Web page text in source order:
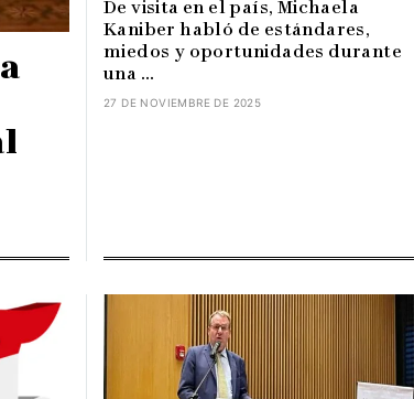
De visita en el país, Michaela
Kaniber habló de estándares,
miedos y oportunidades durante
una ...
27 DE NOVIEMBRE DE 2025